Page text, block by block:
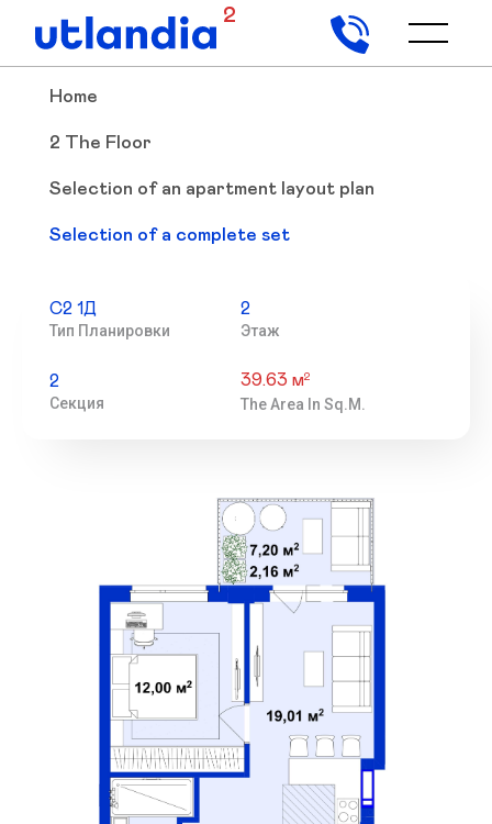
2
Home
2 The Floor
Selection of an apartment layout plan
Selection of a complete set
С2 1Д
Тип Планировки
2
Этаж
2
Секция
39.63 м2
The Area In Sq.m.